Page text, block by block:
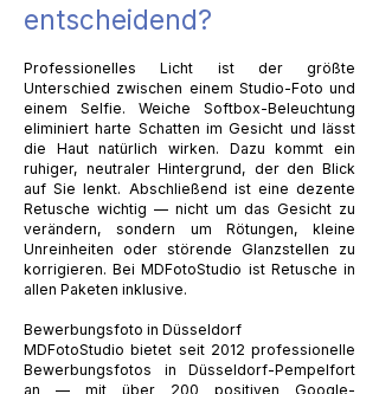
entscheidend?
Professionelles Licht ist der größte
Unterschied zwischen einem Studio-Foto und
einem Selfie. Weiche Softbox-Beleuchtung
eliminiert harte Schatten im Gesicht und lässt
die Haut natürlich wirken. Dazu kommt ein
ruhiger, neutraler Hintergrund, der den Blick
auf Sie lenkt. Abschließend ist eine dezente
Retusche wichtig — nicht um das Gesicht zu
verändern, sondern um Rötungen, kleine
Unreinheiten oder störende Glanzstellen zu
korrigieren. Bei MDFotoStudio ist Retusche in
allen Paketen inklusive.
Bewerbungsfoto in Düsseldorf
MDFotoStudio bietet seit 2012 professionelle
Bewerbungsfotos in Düsseldorf-Pempelfort
an — mit über 200 positiven Google-